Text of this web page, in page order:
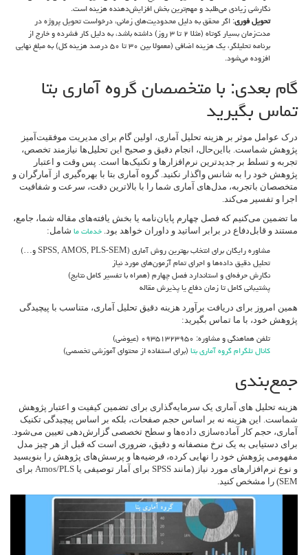
نگارشی زیادی می‌طلبد و مهم‌ترین بخش افزایش‌دهنده هزینه است.
تحویل فوری: اگر محقق به دلیل محدودیت‌های زمانی، درخواست تحویل پروژه در
مدت‌زمان بسیار کوتاه (مثلا ۲ تا ۳ روز) داشته باشد، به دلیل کار فشرده و خارج از
برنامه تحلیلگر، یک هزینه اضافی (معمولا بین ۳۰ تا ۵۰ درصد هزینه کل) به مبلغ نهایی
افزوده می‌شود.
گام بعدی: با متخصصان گروه آماری بتا
تماس بگیرید
درک عوامل موثر بر هزینه تحلیل آماری، اولین گام برای مدیریت موفقیت‌آمیز
پژوهش شماست. بااین‌حال، انجام دقیق و صحیح این تحلیل‌ها نیازمند تخصص،
تجربه و تسلط بر جدیدترین نرم‌افزارها و تکنیک‌ها است. پس وقت و اعتبار
پژوهش خود را به شانس واگذار نکنید. گروه آماری بتا با بهره‌گیری از آمارگران و
متخصصان باتجربه، مدل‌های آماری شما را با بالاترین دقت، سرعت و شفافیت
اجرا و تفسیر می‌کند.
ما تضمین می‌کنیم که فصل چهارم پایان‌نامه یا بخش یافته‌های مقاله شما، جامع،
مستند و قابل‌دفاع در برابر اساتید و داوران خواهد بود. خدمات ما شامل:
مشاوره رایگان برای انتخاب بهترین روش آماری (SPSS, AMOS, PLS-SEM و…)
تحلیل دقیق داده‌ها و اجرای تمام آزمون‌های مورد نیاز
نگارش حرفه‌ای و استاندارد فصل چهارم (همراه با تفسیر کامل نتایج)
پشتیبانی کامل تا زمان دفاع یا پذیرش مقاله
همین امروز برای دریافت برآورد هزینه دقیق تحلیل آماری، متناسب با پیچیدگی
پژوهش خود، با ما تماس بگیرید:
تلفن هماهنگی و مشاوره: ۰۹۳۵۱۳۲۳۹۵۰ (عیوضی)
کانال تلگرام گروه آماری بتا (برای استفاده از محتوای آموزشی تخصصی)
جمع‌بندی
هزینه تحلیل های آماری یک سرمایه‌گذاری برای تضمین کیفیت و اعتبار پژوهش
شماست. این هزینه نه بر اساس حجم صفحات، بلکه بر اساس پیچیدگی تکنیک
آماری، حجم کار آماده‌سازی داده‌ها و سطح تخصصی گزارش‌دهی تعیین می‌شود.
برای دستیابی به یک نرخ منصفانه و دقیق، ضروری است که قبل از هر چیز مدل
مفهومی پژوهش خود را نهایی کرده، فرضیه‌ها و پرسش‌های پژوهش را بنویسید
و نوع نرم‌افزارهای مورد نیاز (مانند SPSS برای آمار توصیفی یا Amos/PLS برای
SEM) را مشخص کنید.